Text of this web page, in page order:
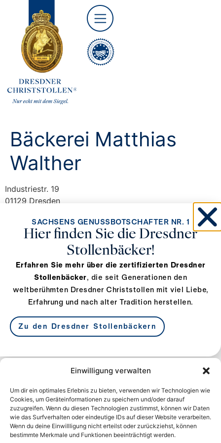
Einwilligung verwalten
Um dir ein optimales Erlebnis zu bieten, verwenden wir Technologien wie
Cookies, um Geräteinformationen zu speichern und/oder darauf
zuzugreifen. Wenn du diesen Technologien zustimmst, können wir Daten
wie das Surfverhalten oder eindeutige IDs auf dieser Website verarbeiten.
Wenn du deine Einwillligung nicht erteilst oder zurückziehst, können
bestimmte Merkmale und Funktionen beeinträchtigt werden.
Bäckerei Matthias
Walther
Industriestr. 19
01129 Dresden
F +49 351 84732109
DRESDNER STOLLEN E.V.
Am Lagerplatz 8
01099 Dresden
Deutschland
SACHSENS GENUSSBOTSCHAFTER NR. 1
Hier finden Sie die Dresdner
Stollenbäcker!
Erfahren Sie mehr über die zertifizierten Dresdner
Stollenbäcker, die seit Generationen den
weltberühmten Dresdner Christstollen mit viel Liebe,
Erfahrung und nach alter Tradition herstellen.
Zu den Dresdner Stollenbäckern